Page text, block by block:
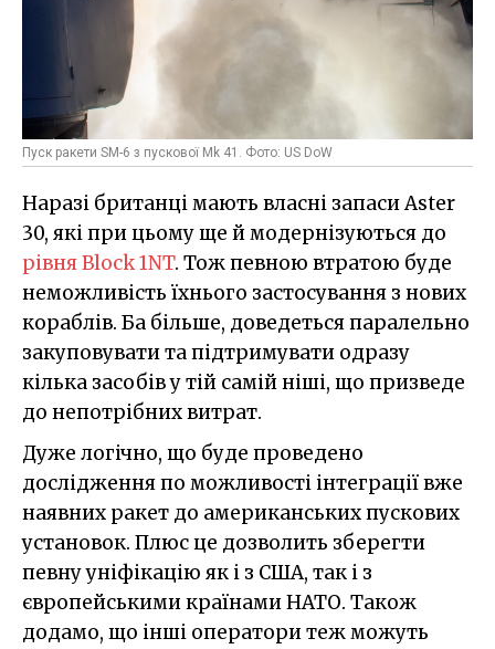
Пуск ракети SM-6 з пускової Mk 41. Фото: US DoW
Наразі британці мають власні запаси Aster
30, які при цьому ще й модернізуються до
рівня Block 1NT. Тож певною втратою буде
неможливість їхнього застосування з нових
кораблів. Ба більше, доведеться паралельно
закуповувати та підтримувати одразу
кілька засобів у тій самій ніші, що призведе
до непотрібних витрат.
Дуже логічно, що буде проведено
дослідження по можливості інтеграції вже
наявних ракет до американських пускових
установок. Плюс це дозволить зберегти
певну уніфікацію як і з США, так і з
європейськими країнами НАТО. Також
додамо, що інші оператори теж можуть